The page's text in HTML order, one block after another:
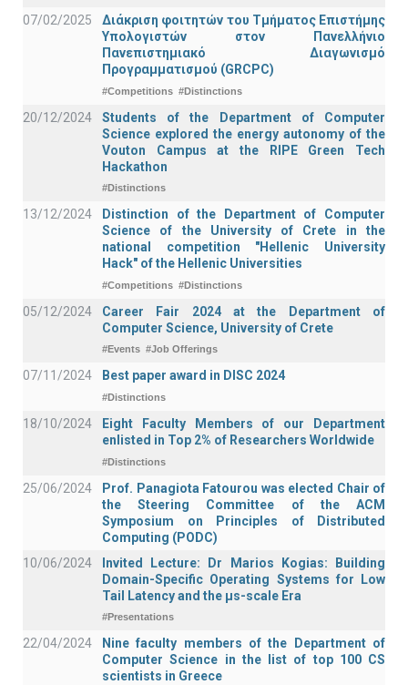
07/02/2025
Διάκριση φοιτητών του Τμήματος Επιστήμης
Υπολογιστών στον Πανελλήνιο
Πανεπιστημιακό Διαγωνισμό
Προγραμματισμού (GRCPC)
#Competitions #Distinctions
20/12/2024
Students of the Department of Computer
Science explored the energy autonomy of the
Vouton Campus at the RIPE Green Tech
Hackathon
#Distinctions
13/12/2024
Distinction of the Department of Computer
Science of the University of Crete in the
national competition "Hellenic University
Hack" of the Hellenic Universities
#Competitions #Distinctions
05/12/2024
Career Fair 2024 at the Department of
Computer Science, University of Crete
#Events #Job Offerings
07/11/2024 Best paper award in DISC 2024
#Distinctions
18/10/2024
Eight Faculty Members of our Department
enlisted in Top 2% of Researchers Worldwide
#Distinctions
25/06/2024
Prof. Panagiota Fatourou was elected Chair of
the Steering Committee of the ACM
Symposium on Principles of Distributed
Computing (PODC)
10/06/2024
Invited Lecture: Dr Marios Kogias: Building
Domain-Specific Operating Systems for Low
Tail Latency and the μs-scale Era
#Presentations
22/04/2024
Nine faculty members of the Department of
Computer Science in the list of top 100 CS
scientists in Greece